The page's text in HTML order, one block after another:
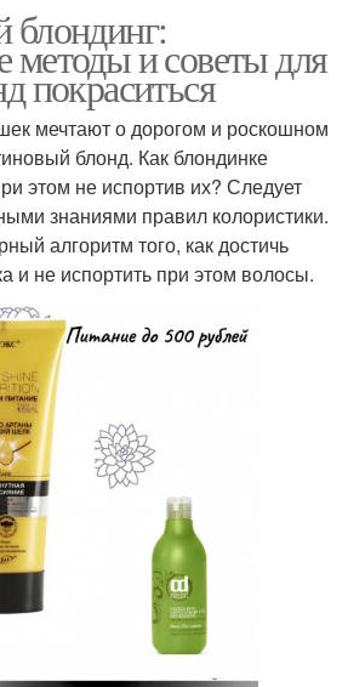
блондинг:
методы и советы для
покраситься
мечтают о дорогом и роскошном
блонд. Как блондинке
этом не испортив их? Следует
знаниями правил колористики.
алгоритм того, как достичь
и не испортить при этом волосы.